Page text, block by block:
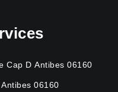
Cap D Antibes 06160
06160